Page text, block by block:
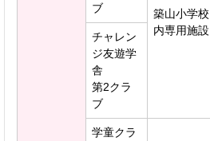
ブ
築山小学校
内専用施設
チャレン
ジ友遊学
舎
第2クラ
ブ
学童クラ